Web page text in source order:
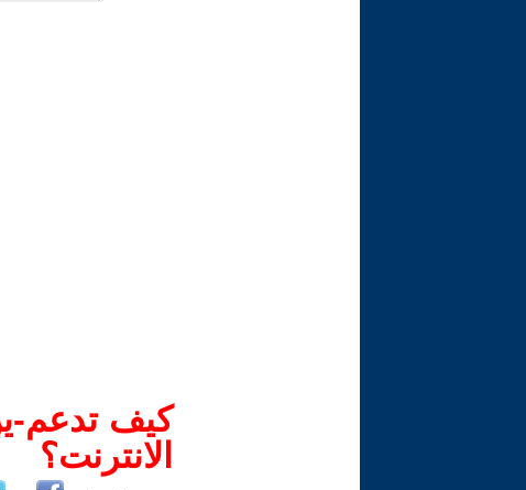
كيف تدعم-
الانترنت؟